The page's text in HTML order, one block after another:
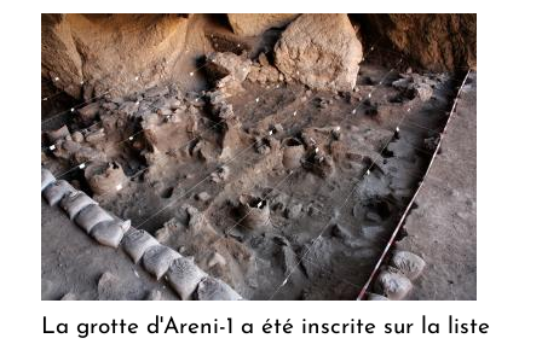
La grotte d'Areni-1 a été inscrite sur la liste